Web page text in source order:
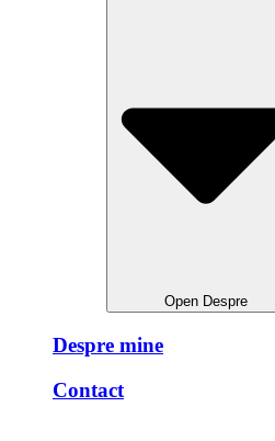
Open Despre
Despre mine
Contact